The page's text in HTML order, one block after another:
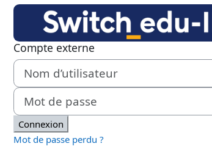
Compte externe
Nom d’utilisateur
Mot de passe
Connexion
Mot de passe perdu ?